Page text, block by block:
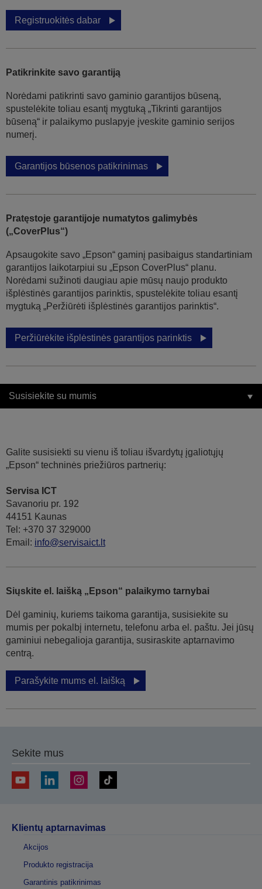
Registruokitės dabar
Patikrinkite savo garantiją
Norėdami patikrinti savo gaminio garantijos būseną,
spustelėkite toliau esantį mygtuką „Tikrinti garantijos
būseną“ ir palaikymo puslapyje įveskite gaminio serijos
numerį.
Garantijos būsenos patikrinimas
Pratęstoje garantijoje numatytos galimybės
(„CoverPlus“)
Apsaugokite savo „Epson“ gaminį pasibaigus standartiniam
garantijos laikotarpiui su „Epson CoverPlus“ planu.
Norėdami sužinoti daugiau apie mūsų naujo produkto
išplėstinės garantijos parinktis, spustelėkite toliau esantį
mygtuką „Peržiūrėti išplėstinės garantijos parinktis“.
Peržiūrėkite išplėstinės garantijos parinktis
Susisiekite su mumis
Galite susisiekti su vienu iš toliau išvardytų įgaliotųjų
„Epson“ techninės priežiūros partnerių:
Servisa ICT
Savanoriu pr. 192
44151 Kaunas
Tel: +370 37 329000
Email: info@servisaict.lt
Siųskite el. laišką „Epson“ palaikymo tarnybai
Dėl gaminių, kuriems taikoma garantija, susisiekite su
mumis per pokalbį internetu, telefonu arba el. paštu. Jei jūsų
gaminiui nebegalioja garantija, susiraskite aptarnavimo
centrą.
Parašykite mums el. laišką
Sekite mus
Klientų aptarnavimas
Akcijos
Produkto registracija
Garantinis patikrinimas